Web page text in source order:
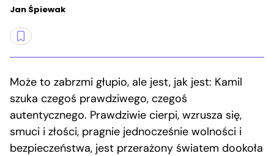
Jan Śpiewak
Może to zabrzmi głupio, ale jest, jak jest: Kamil
szuka czegoś prawdziwego, czegoś
autentycznego. Prawdziwie cierpi, wzrusza się,
smuci i złości, pragnie jednocześnie wolności i
bezpieczeństwa, jest przerażony światem dookoła